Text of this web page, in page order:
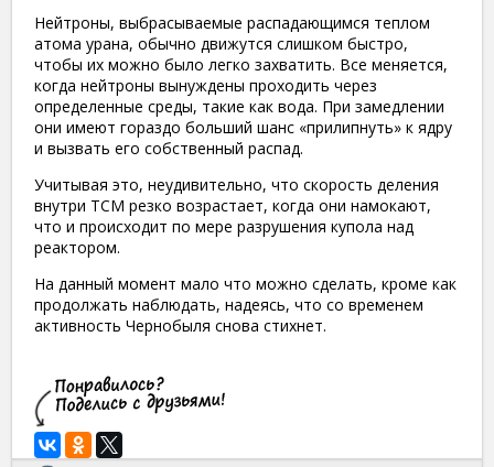
Нейтроны, выбрасываемые распадающимся теплом
атома урана, обычно движутся слишком быстро,
чтобы их можно было легко захватить. Все меняется,
когда нейтроны вынуждены проходить через
определенные среды, такие как вода. При замедлении
они имеют гораздо больший шанс «прилипнуть» к ядру
и вызвать его собственный распад.
Учитывая это, неудивительно, что скорость деления
внутри ТСМ резко возрастает, когда они намокают,
что и происходит по мере разрушения купола над
реактором.
На данный момент мало что можно сделать, кроме как
продолжать наблюдать, надеясь, что со временем
активность Чернобыля снова стихнет.